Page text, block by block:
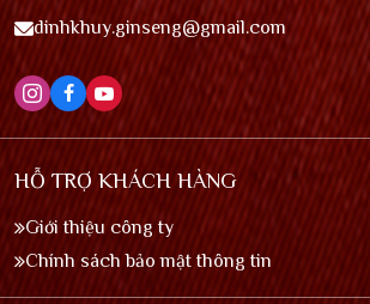
dinhkhuy.ginseng@gmail.com
HỖ TRỢ KHÁCH HÀNG
Giới thiệu công ty
Chính sách bảo mật thông tin